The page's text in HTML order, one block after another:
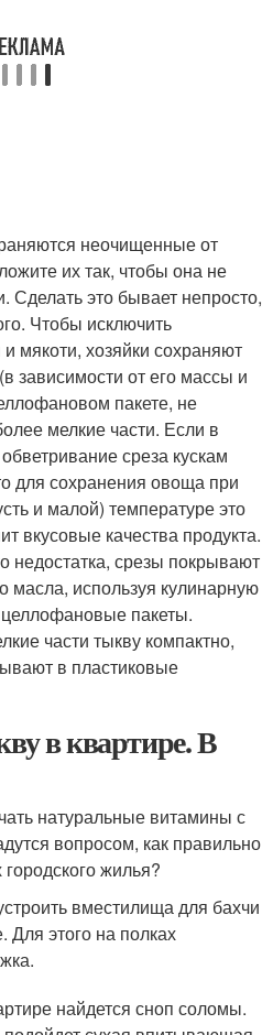
неочищенные от
их так, чтобы она не
Сделать это бывает непросто,
Чтобы исключить
мякоти, хозяйки сохраняют
зависимости от его массы и
пакете, не
мелкие части. Если в
среза кускам
для сохранения овоща при
и малой) температуре это
вкусовые качества продукта.
недостатка, срезы покрывают
масла, используя кулинарную
целлофановые пакеты.
части тыкву компактно,
в пластиковые
в квартире. В
натуральные витамины с
вопросом, как правильно
жилья?
вместилища для бахчи
Для этого на полках
найдется сноп соломы.